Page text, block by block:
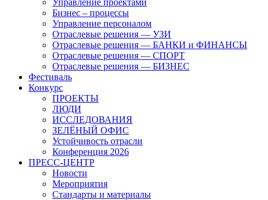
Управление проектами
Бизнес – процессы
Управление персоналом
Отраслевые решения — УЗИ
Отраслевые решения — БАНКИ и ФИНАНСЫ
Отраслевые решения — СПОРТ
Отраслевые решения — БИЗНЕС
Фестиваль
Конкурс
ПРОЕКТЫ
ЛЮДИ
ИССЛЕДОВАНИЯ
ЗЕЛЁНЫЙ ОФИС
Устойчивость отрасли
Конференция 2026
ПРЕСС-ЦЕНТР
Новости
Мероприятия
Стандарты и материалы